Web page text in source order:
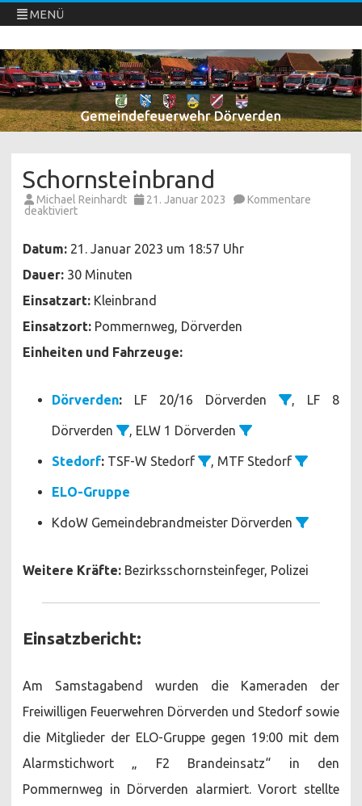
MENÜ
Freiwillige Feuerwehren Dörverden
Direkt
zum
Inhalt
springen
Schornsteinbrand
Michael Reinhardt 21. Januar 2023
Kommentare
deaktiviertfür
Datum: 21. Januar 2023 um 18:57 Uhr
Dauer: 30 Minuten
Einsatzart: Kleinbrand
Einsatzort: Pommernweg, Dörverden
Einheiten und Fahrzeuge:
Dörverden: LF 20/16 Dörverden , LF 8
Dörverden , ELW 1 Dörverden
Stedorf: TSF-W Stedorf , MTF Stedorf
ELO-Gruppe
KdoW Gemeindebrandmeister Dörverden
Weitere Kräfte: Bezirksschornsteinfeger, Polizei
Einsatzbericht:
Am Samstagabend wurden die Kameraden der
Freiwilligen Feuerwehren Dörverden und Stedorf sowie
die Mitglieder der ELO-Gruppe gegen 19:00 mit dem
Alarmstichwort „ F2 Brandeinsatz“ in den
Pommernweg in Dörverden alarmiert. Vorort stellte